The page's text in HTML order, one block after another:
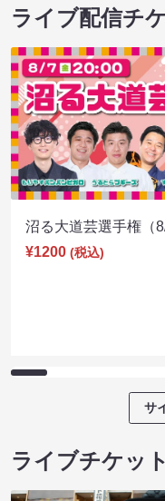
ライブ配信チ
沼る大道芸選手権（
¥1200 (税込)
サ
ライブチケット